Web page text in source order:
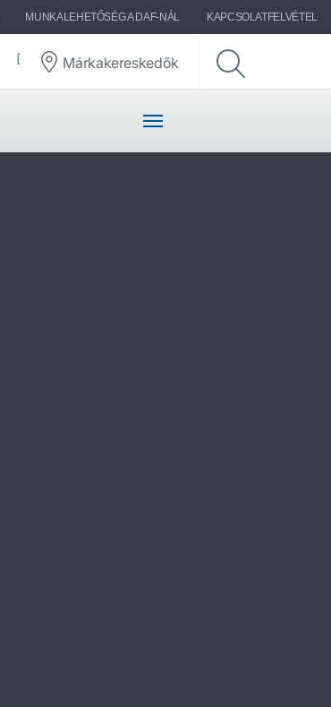
MUNKALEHETŐSÉG A DAF-NÁL KAPCSOLATFELVÉTEL
DAF-történetek
Márkakereskedők